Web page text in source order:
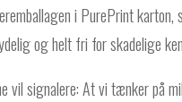
i PurePrint karton,
og helt fri for skadelige
vil signalere: At vi tænker på